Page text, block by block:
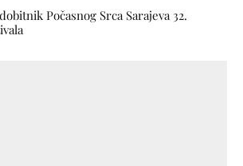
Počasnog Srca Sarajeva 32.